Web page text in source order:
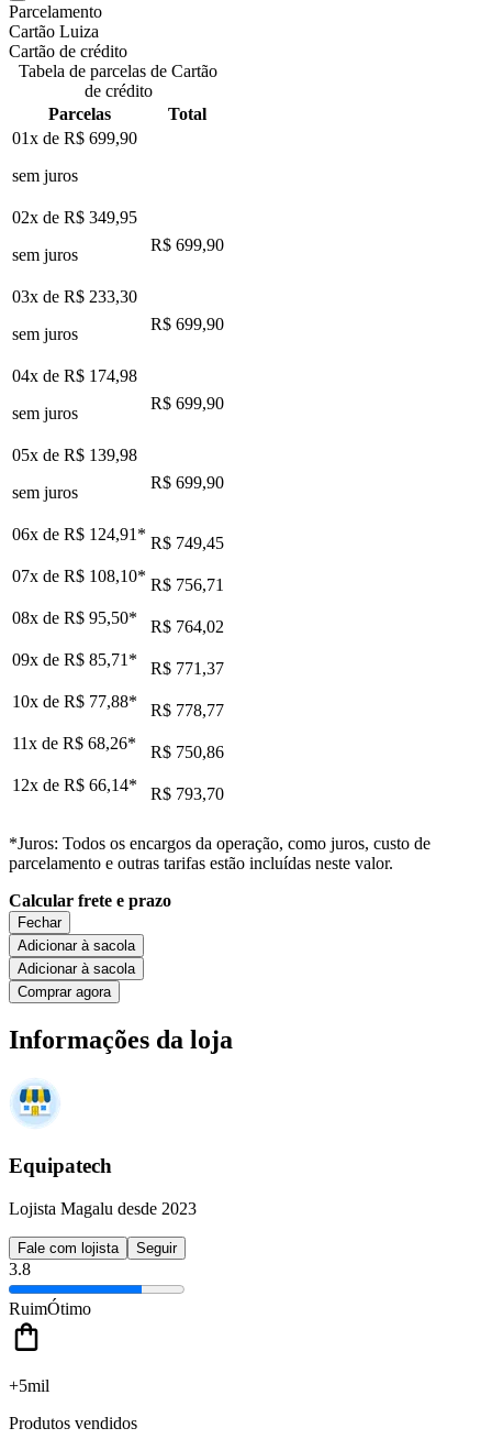
Parcelamento
Cartão Luiza
Cartão de crédito
Tabela de parcelas de Cartão
de crédito
Parcelas
Total
01x de R$ 699,90
sem juros
02x de R$ 349,95
sem juros
R$ 699,90
03x de R$ 233,30
sem juros
R$ 699,90
04x de R$ 174,98
sem juros
R$ 699,90
05x de R$ 139,98
sem juros
R$ 699,90
06x de R$ 124,91 * R$ 749,45
07x de R$ 108,10* R$ 756,71
08x de R$ 95,50*
R$ 764,02
09x de R$ 85,71 *
R$ 771,37
10x de R$ 77,88*
R$ 778,77
11x de R$ 68,26*
R$ 750,86
12x de R$ 66,14* R$ 793,70
*Juros: Todos os encargos da operação, como juros, custo de
parcelamento e outras tarifas estão incluídas neste valor.
Calcular frete e prazo
Fechar
Adicionar à sacola
Adicionar à sacola
Comprar agora
Informações da loja
Equipatech
Lojista Magalu desde 2023
Fale com lojista Seguir
3.8
RuimÓtimo
+5mil
Produtos vendidos